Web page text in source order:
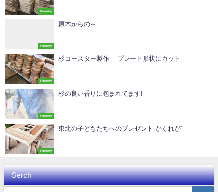
Forestry
Forestry
原木からの～
Forestry
杉コースター製作 -プレート形状にカット-
Forestry
杉の良い香りに包まれてます!
Forestry
東北の子どもたちへのプレゼント”かくれが”
Serch